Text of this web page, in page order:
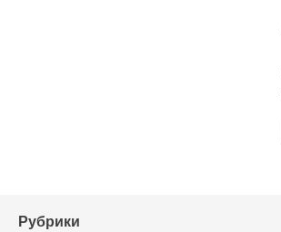
Рубрики